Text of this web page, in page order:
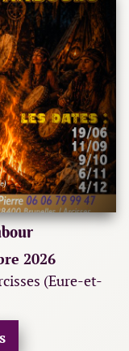
2026
(Eure-et-